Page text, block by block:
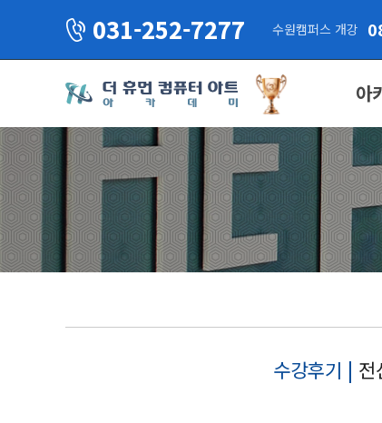
031-252-7277 수원캠퍼스 개강
아
수강후기 | 전